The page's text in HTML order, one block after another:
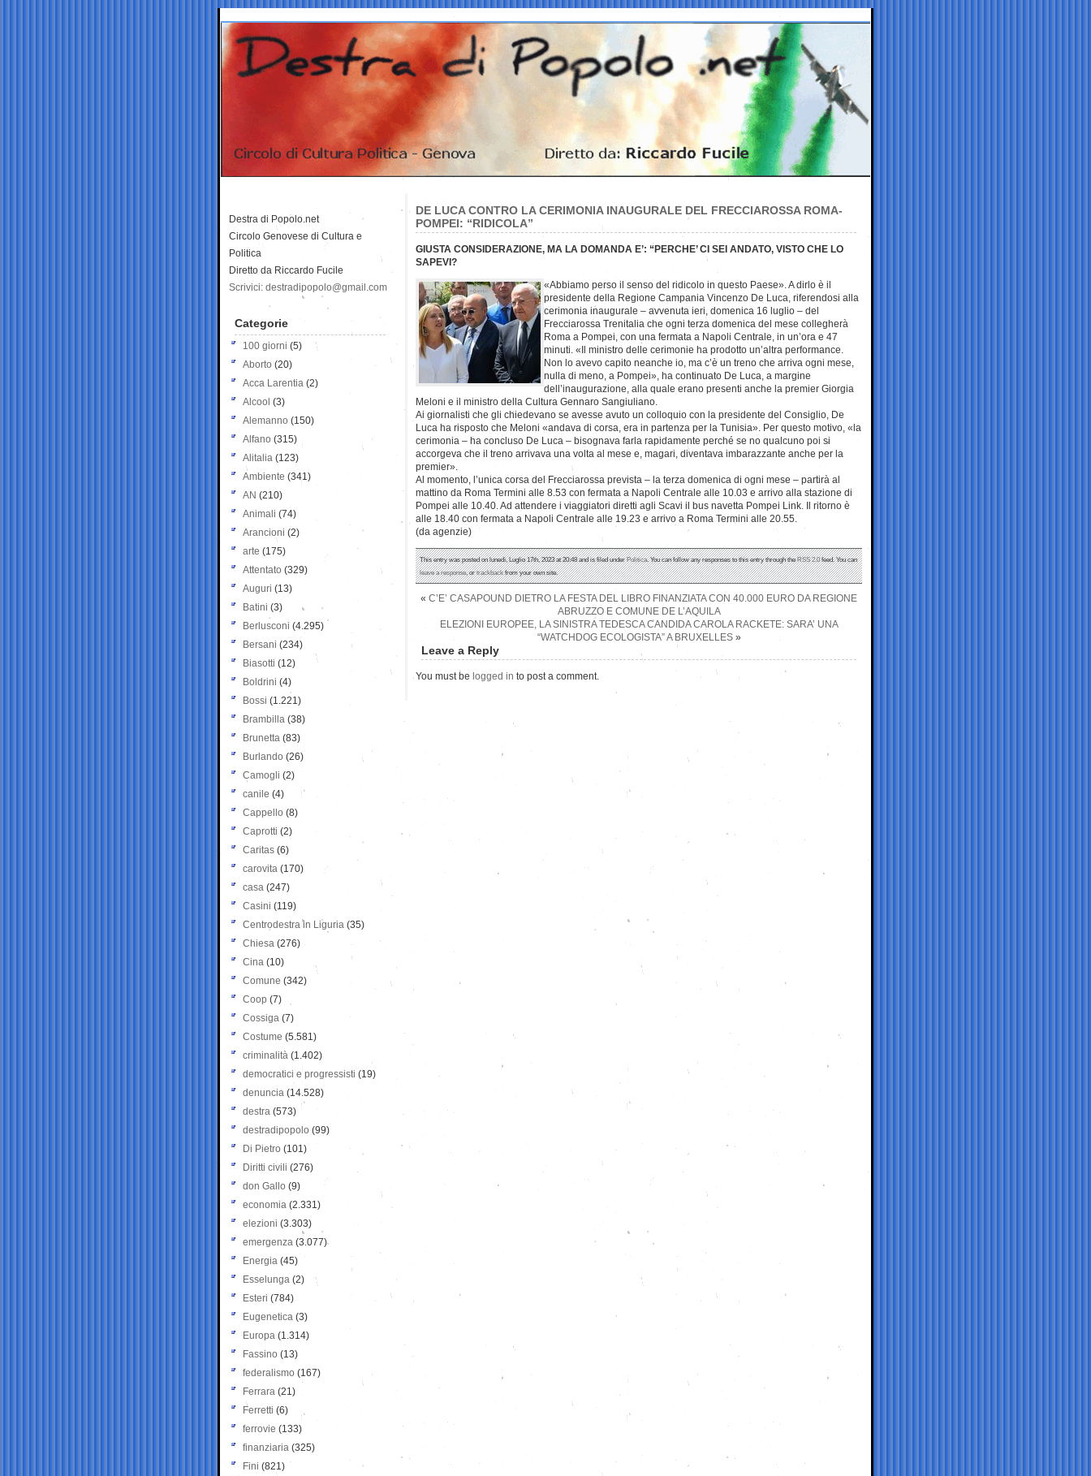
DE LUCA CONTRO LA CERIMONIA INAUGURALE DEL FRECCIAROSSA ROMA-
POMPEI: “RIDICOLA”
GIUSTA CONSIDERAZIONE, MA LA DOMANDA E’: “PERCHE’ CI SEI ANDATO, VISTO CHE LO
SAPEVI?
«Abbiamo perso il senso del ridicolo in questo Paese». A dirlo è il
presidente della Regione Campania Vincenzo De Luca, riferendosi alla
cerimonia inaugurale – avvenuta ieri, domenica 16 luglio – del
Frecciarossa Trenitalia che ogni terza domenica del mese collegherà
Roma a Pompei, con una fermata a Napoli Centrale, in un’ora e 47
minuti. «Il ministro delle cerimonie ha prodotto un’altra performance.
Non lo avevo capito neanche io, ma c’è un treno che arriva ogni mese,
nulla di meno, a Pompei», ha continuato De Luca, a margine
dell’inaugurazione, alla quale erano presenti anche la premier Giorgia
Meloni e il ministro della Cultura Gennaro Sangiuliano.
Ai giornalisti che gli chiedevano se avesse avuto un colloquio con la presidente del Consiglio, De
Luca ha risposto che Meloni «andava di corsa, era in partenza per la Tunisia». Per questo motivo, «la
cerimonia – ha concluso De Luca – bisognava farla rapidamente perché se no qualcuno poi si
accorgeva che il treno arrivava una volta al mese e, magari, diventava imbarazzante anche per la
premier».
Al momento, l’unica corsa del Frecciarossa prevista – la terza domenica di ogni mese – partirà al
mattino da Roma Termini alle 8.53 con fermata a Napoli Centrale alle 10.03 e arrivo alla stazione di
Pompei alle 10.40. Ad attendere i viaggiatori diretti agli Scavi il bus navetta Pompei Link. Il ritorno è
alle 18.40 con fermata a Napoli Centrale alle 19.23 e arrivo a Roma Termini alle 20.55.
(da agenzie)
This entry was posted on lunedì, Luglio 17th, 2023 at 20:48 and is filed underPolitica. You can follow any responses to this entry through theRSS 2.0feed. You can
leave a response, ortrackbackfrom your own site.
« C’E’ CASAPOUND DIETRO LA FESTA DEL LIBRO FINANZIATA CON 40.000 EURO DA REGIONE
ABRUZZO E COMUNE DE L’AQUILA
ELEZIONI EUROPEE, LA SINISTRA TEDESCA CANDIDA CAROLA RACKETE: SARA’ UNA
“WATCHDOG ECOLOGISTA” A BRUXELLES»
Leave a Reply
You must be logged in to post a comment.
Destra di Popolo.net
Circolo Genovese di Cultura e
Politica
Diretto da Riccardo Fucile
Scrivici: destradipopolo@gmail.com
Categorie
100 giorni (5)
Aborto (20)
Acca Larentia (2)
Alcool (3)
Alemanno (150)
Alfano (315)
Alitalia (123)
Ambiente (341)
AN (210)
Animali (74)
Arancioni (2)
arte (175)
Attentato (329)
Auguri (13)
Batini (3)
Berlusconi (4.295)
Bersani (234)
Biasotti (12)
Boldrini (4)
Bossi (1.221)
Brambilla (38)
Brunetta (83)
Burlando (26)
Camogli (2)
canile (4)
Cappello (8)
Caprotti (2)
Caritas (6)
carovita (170)
casa (247)
Casini (119)
Centrodestra in Liguria (35)
Chiesa (276)
Cina (10)
Comune (342)
Coop (7)
Cossiga (7)
Costume (5.581)
criminalità (1.402)
democratici e progressisti (19)
denuncia (14.528)
destra (573)
destradipopolo (99)
Di Pietro (101)
Diritti civili (276)
don Gallo (9)
economia (2.331)
elezioni (3.303)
emergenza (3.077)
Energia (45)
Esselunga (2)
Esteri (784)
Eugenetica (3)
Europa (1.314)
Fassino (13)
federalismo (167)
Ferrara (21)
Ferretti (6)
ferrovie (133)
finanziaria (325)
Fini (821)